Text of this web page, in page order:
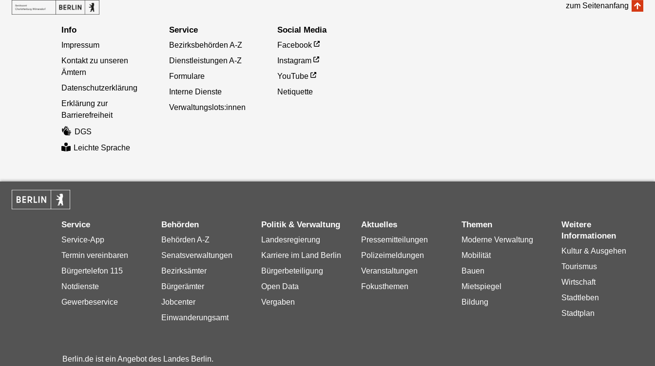
zum Seitenanfang
Info
Impressum
Kontakt zu unseren
Ämtern
Datenschutzerklärung
Erklärung zur
Barrierefreiheit
DGS
Leichte Sprache
Service
Bezirksbehörden A-Z
Dienstleistungen A-Z
Formulare
Interne Dienste
Verwaltungslots:innen
Social Media
Facebook
Instagram
YouTube
Netiquette
Service
Service-App
Termin vereinbaren
Bürgertelefon 115
Notdienste
Gewerbeservice
Behörden
Behörden A-Z
Senatsverwaltungen
Bezirksämter
Bürgerämter
Jobcenter
Einwanderungsamt
Politik & Verwaltung
Landesregierung
Karriere im Land Berlin
Bürgerbeteiligung
Open Data
Vergaben
Aktuelles
Pressemitteilungen
Polizeimeldungen
Veranstaltungen
Fokusthemen
Themen
Moderne Verwaltung
Mobilität
Bauen
Mietspiegel
Bildung
Weitere
Informationen
Kultur & Ausgehen
Tourismus
Wirtschaft
Stadtleben
Stadtplan
Berlin.de ist ein Angebot des Landes Berlin.